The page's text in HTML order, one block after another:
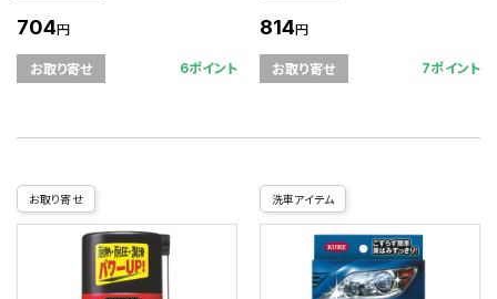
704円
お取り寄せ 6ポイント
814円
お取り寄せ 7ポイント
お取り寄せ 洗車アイテム